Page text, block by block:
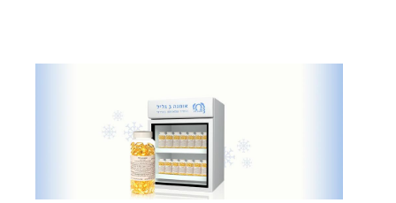
פרוטוקול אומגה
צור קשר